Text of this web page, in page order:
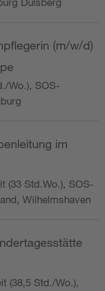
(m/w/d)
Wo.), SOS-
im
(33 Std.Wo.), SOS-
Wilhelmshaven
(38,5 Std./Wo.),